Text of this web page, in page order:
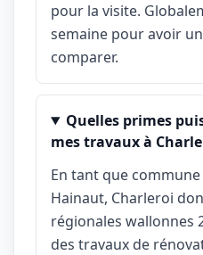
pour la visite.
semaine pour avoir
comparer.
Quelles primes
mes travaux à
En tant que
Hainaut, Charleroi
régionales wallonnes
des travaux de